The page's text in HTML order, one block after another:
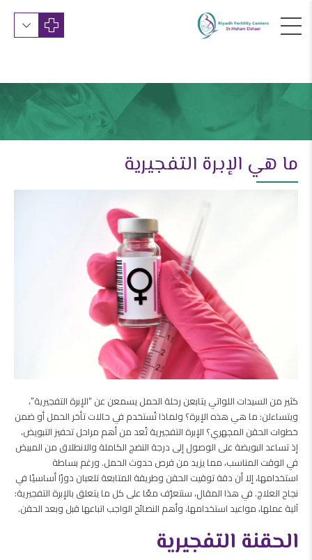
ما هي الإبرة التفجيرية
كثير من السيدات اللواتي يتابعن رحلة الحمل يسمعن عن “الإبرة التفجيرية”،
ويتساءلن: ما هي هذه الإبرة؟ ولماذا تُستخدم في حالات تأخر الحمل أو ضمن
خطوات الحقن المجهري؟ الإبرة التفجيرية تُعد من أهم مراحل تحفيز التبويض،
إذ تساعد البويضة على الوصول إلى درجة النضج الكاملة والانطلاق من المبيض
في الوقت المناسب، مما يزيد من فرص حدوث الحمل. ورغم بساطة
استخدامها، إلا أن دقة توقيت الحقن وطريقة المتابعة تلعبان دورًا أساسيًا في
نجاح العلاج. في هذا المقال، سنتعرّف معًا على كل ما يتعلق بالإبرة التفجيرية:
آلية عملها، مواعيد استخدامها، وأهم النصائح الواجب اتباعها قبل وبعد الحقن.
الحقنة التفجيرية